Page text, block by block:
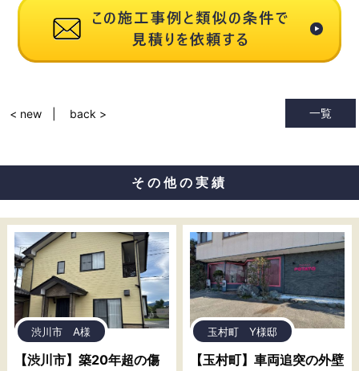
一覧
< new back >
その他の実績
渋川市 A様
【渋川市】築20年超の傷
玉村町 Y様邸
【玉村町】車両追突の外壁